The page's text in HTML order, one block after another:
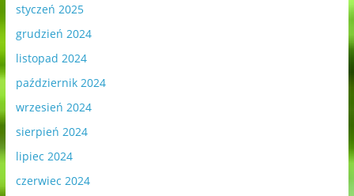
styczeń 2025
grudzień 2024
listopad 2024
październik 2024
wrzesień 2024
sierpień 2024
lipiec 2024
czerwiec 2024